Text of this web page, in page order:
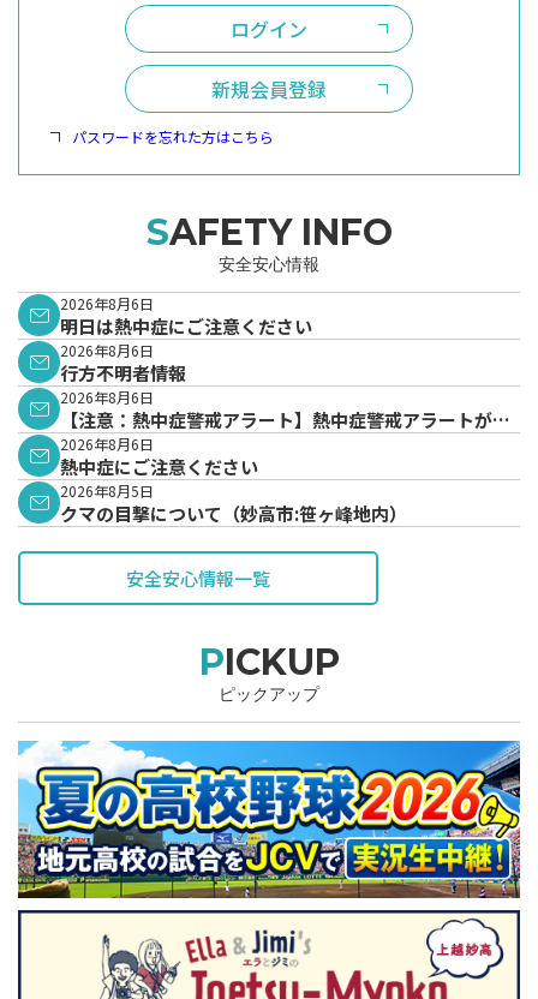
ログイン
新規会員登録
パスワードを忘れた方はこちら
SAFETY INFO
安全安心情報
2026年8月6日
明日は熱中症にご注意ください
2026年8月6日
行方不明者情報
2026年8月6日
【注意：熱中症警戒アラート】熱中症警戒アラートが発
表されています。
2026年8月6日
熱中症にご注意ください
2026年8月5日
クマの目撃について（妙高市:笹ヶ峰地内）
安全安心情報一覧
PICKUP
ピックアップ